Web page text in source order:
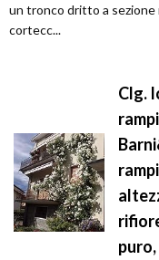
un tronco dritto a sezione
cortecc...
Clg.